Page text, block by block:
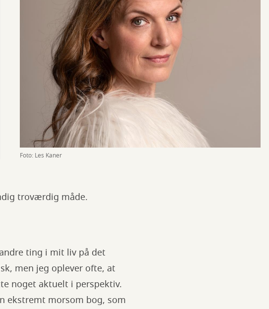
Foto: Les Kaner
troværdig måde.
ting i mit liv på det
men jeg oplever ofte, at
noget aktuelt i perspektiv.
ekstremt morsom bog, som